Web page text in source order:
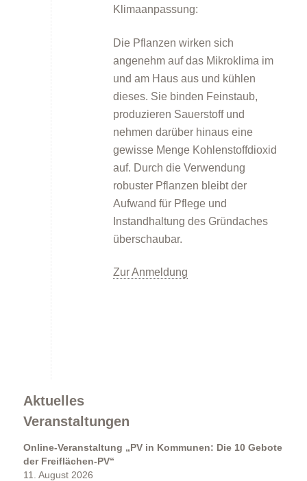
Klimaanpassung:
Die Pflanzen wirken sich
angenehm auf das Mikroklima im
und am Haus aus und kühlen
dieses. Sie binden Feinstaub,
produzieren Sauerstoff und
nehmen darüber hinaus eine
gewisse Menge Kohlenstoffdioxid
auf. Durch die Verwendung
robuster Pflanzen bleibt der
Aufwand für Pflege und
Instandhaltung des Gründaches
überschaubar.
Zur Anmeldung
Aktuelles
Veranstaltungen
Online-Veranstaltung „PV in Kommunen: Die 10 Gebote
der Freiflächen-PV“
11. August 2026